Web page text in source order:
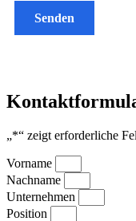
Senden
„*“ zeigt erforderliche
Vorname
Nachname
Unternehmen
Position